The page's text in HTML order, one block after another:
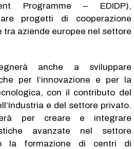
Programme – EDIDP),
progetti di cooperazione
aziende europee nel settore
anche a sviluppare
per l’innovazione e per la
con il contributo del
e del settore privato.
per creare e integrare
avanzate nel settore
la formazione di centri di